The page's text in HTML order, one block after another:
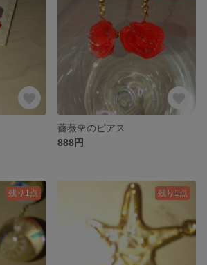
薔薇🌹のピアス
888円
残り1点 残り1点